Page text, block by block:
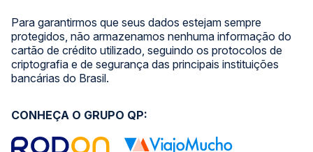
Para garantirmos que seus dados estejam sempre
protegidos, não armazenamos nenhuma informação do
cartão de crédito utilizado, seguindo os protocolos de
criptografia e de segurança das principais instituições
bancárias do Brasil.
CONHEÇA O GRUPO QP: